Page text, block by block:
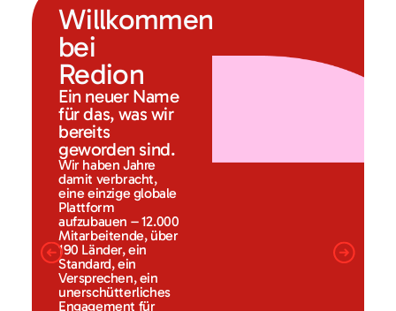
Willkommen
bei
Redion
Ein neuer Name
für das, was wir
bereits
geworden sind.
Wir haben Jahre
damit verbracht,
eine einzige globale
Plattform
aufzubauen – 12.000
Mitarbeitende, über
190 Länder, ein
Standard, ein
Versprechen, ein
unerschütterliches
Engagement für